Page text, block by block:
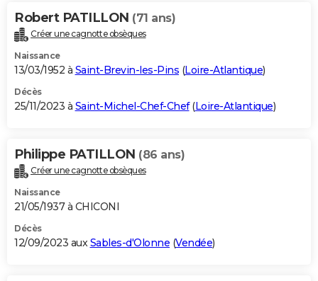
Robert PATILLON (71 ans)
Créer une cagnotte obsèques
Naissance
13/03/1952 à Saint-Brevin-les-Pins (Loire-Atlantique)
Décès
25/11/2023 à Saint-Michel-Chef-Chef(Loire-Atlantique)
Philippe PATILLON (86 ans)
Créer une cagnotte obsèques
Naissance
21/05/1937 à CHICONI
Décès
12/09/2023 aux Sables-d'Olonne (Vendée)